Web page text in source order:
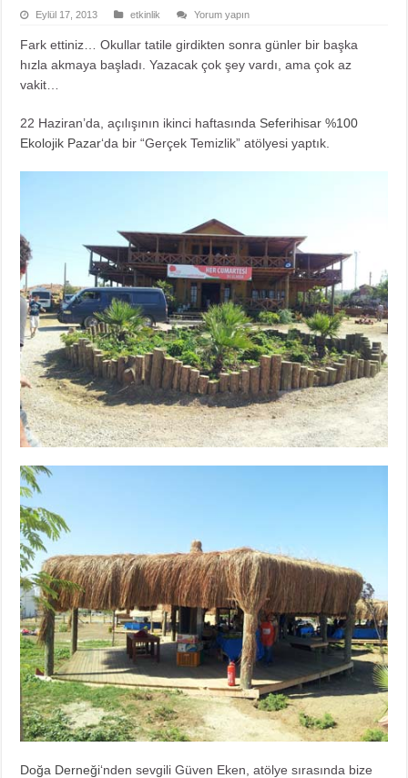
Eylül 17, 2013 etkinlik Yorum yapın
Fark ettiniz… Okullar tatile girdikten sonra günler bir başka
hızla akmaya başladı. Yazacak çok şey vardı, ama çok az
vakit…
22 Haziran’da, açılışının ikinci haftasında Seferihisar %100
Ekolojik Pazar‘da bir “Gerçek Temizlik” atölyesi yaptık.
Doğa Derneği‘nden sevgili Güven Eken, atölye sırasında bize